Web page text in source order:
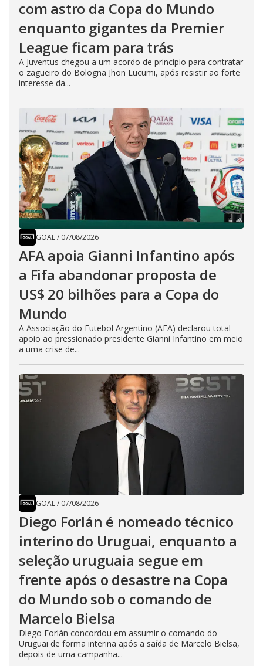
com astro da Copa do Mundo
enquanto gigantes da Premier
League ficam para trás
A Juventus chegou a um acordo de princípio para contratar
o zagueiro do Bologna Jhon Lucumi, após resistir ao forte
interesse da...
GOAL/ 07/08/2026
AFA apoia Gianni Infantino após
a Fifa abandonar proposta de
US$ 20 bilhões para a Copa do
Mundo
A Associação do Futebol Argentino (AFA) declarou total
apoio ao pressionado presidente Gianni Infantino em meio
a uma crise de...
GOAL/ 07/08/2026
Diego Forlán é nomeado técnico
interino do Uruguai, enquanto a
seleção uruguaia segue em
frente após o desastre na Copa
do Mundo sob o comando de
Marcelo Bielsa
Diego Forlán concordou em assumir o comando do
Uruguai de forma interina após a saída de Marcelo Bielsa,
depois de uma campanha...